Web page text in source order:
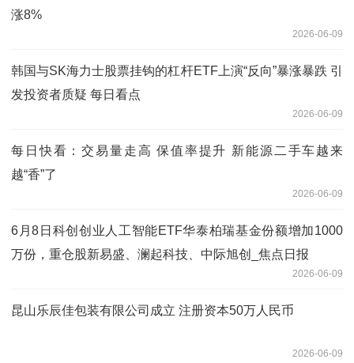
涨8%
2026-06-09
韩国与SK海力士股票挂钩的杠杆ETF上演“反向”暴涨暴跌 引
发投资者质疑 每日看点
2026-06-09
每日快看：交易量走高 保值率提升 新能源二手车越来
越“香”了
2026-06-09
6月8日科创创业人工智能ETF华泰柏瑞基金份额增加1000
万份，重仓股新易盛、澜起科技、中际旭创_焦点日报
2026-06-09
昆山乐辰佳包装有限公司成立 注册资本50万人民币
2026-06-09